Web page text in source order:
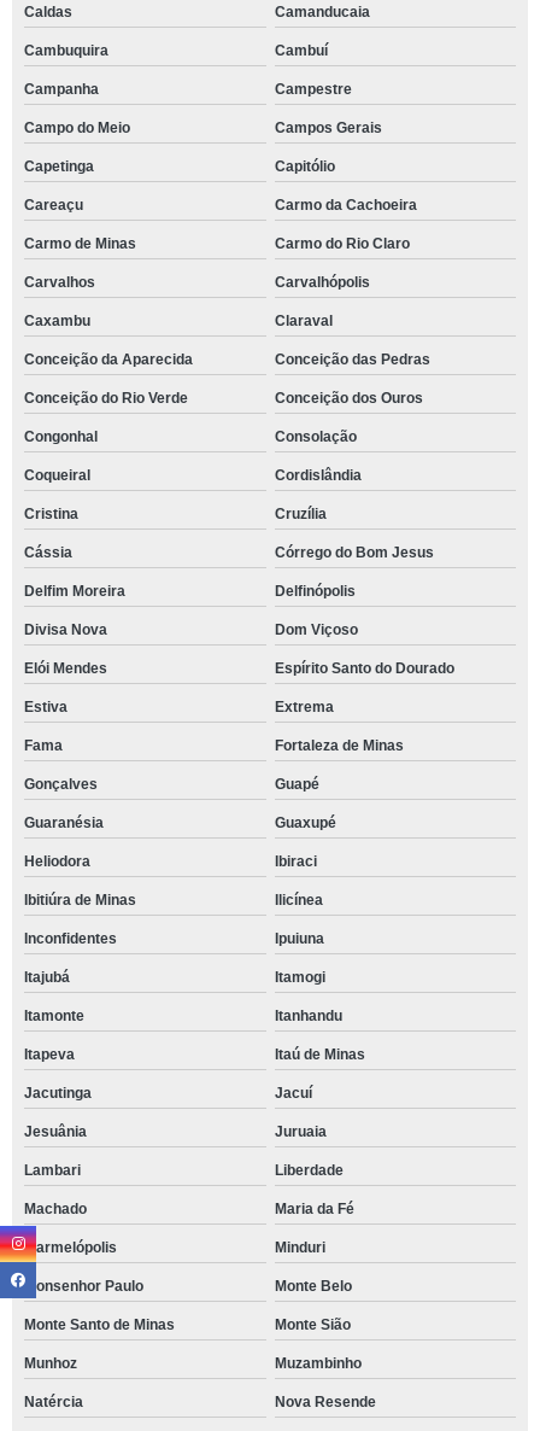
Caldas Camanducaia
Cambuquira Cambuí
Campanha Campestre
Campo do Meio Campos Gerais
Capetinga Capitólio
Careaçu Carmo da Cachoeira
Carmo de Minas Carmo do Rio Claro
Carvalhos Carvalhópolis
Caxambu Claraval
Conceição da Aparecida Conceição das Pedras
Conceição do Rio Verde Conceição dos Ouros
Congonhal Consolação
Coqueiral Cordislândia
Cristina Cruzília
Cássia Córrego do Bom Jesus
Delfim Moreira Delfinópolis
Divisa Nova Dom Viçoso
Elói Mendes Espírito Santo do Dourado
Estiva Extrema
Fama Fortaleza de Minas
Gonçalves Guapé
Guaranésia Guaxupé
Heliodora Ibiraci
Ibitiúra de Minas Ilicínea
Inconfidentes Ipuiuna
Itajubá Itamogi
Itamonte Itanhandu
Itapeva Itaú de Minas
Jacutinga Jacuí
Jesuânia Juruaia
Lambari Liberdade
Machado Maria da Fé
Marmelópolis Minduri
Monsenhor Paulo Monte Belo
Monte Santo de Minas Monte Sião
Munhoz Muzambinho
Natércia Nova Resende